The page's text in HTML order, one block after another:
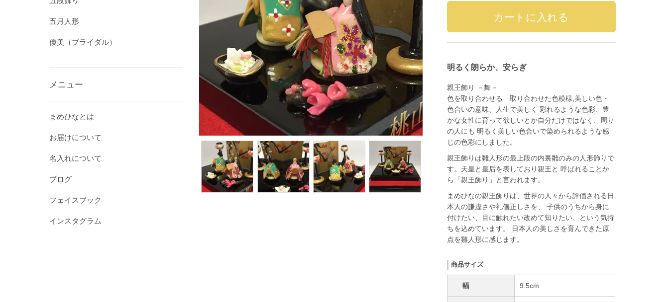
明るく朗らか、安らぎ
親王飾り －舞－
色を取り合わせる 取り合わせた色模様,美しい色・
色合いの意味、人生で美しく 彩れるような色彩、豊
かな女性に育って欲しいとか自分だけではなく、周り
の人にも 明るく美しい色合いで染められるような感
じの色彩にしました。
親王飾りは雛人形の最上段の内裏雛のみの人形飾りで
す。天皇と皇后を表しており親王と 呼ばれることか
ら「親王飾り」と言われます。
まめひなの親王飾りは、世界の人々から評価される日
本人の謙虚さや礼儀正しさを、 子供のうちから身に
付けたい、目に触れたい改めて知りたい、という気持
ちを込めています。 日本人の美しさを育んできた原
点を雛人形に感じます。
商品サイズ
幅 9.5cm
五月人形
優美（ブライダル）
メニュー
まめひなとは
お届けについて
名入れについて
ブログ
フェイスブック
インスタグラム